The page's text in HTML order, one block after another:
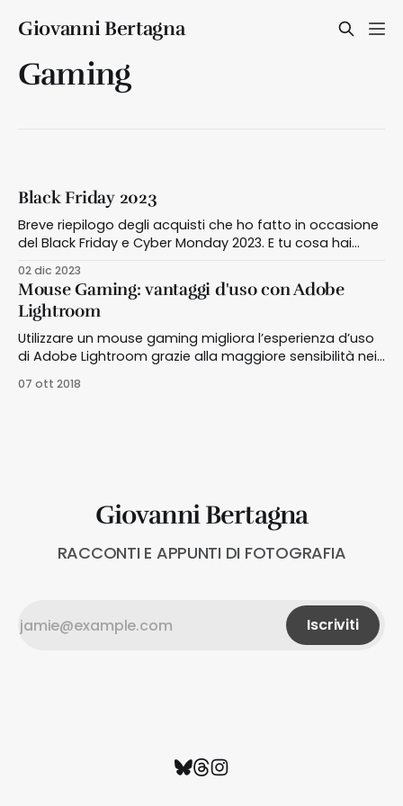
Giovanni Bertagna
Gaming
Black Friday 2023
Breve riepilogo degli acquisti che ho fatto in occasione
del Black Friday e Cyber Monday 2023. E tu cosa hai
02 dic 2023
Mouse Gaming: vantaggi d'uso con Adobe
Lightroom
Utilizzare un mouse gaming migliora l’esperienza d’uso
di Adobe Lightroom grazie alla maggiore sensibilità nei
tasti programmabili Dopo un periodo che non pubblico
07 ott 2018
Giovanni Bertagna
RACCONTI E APPUNTI DI FOTOGRAFIA
Iscriviti